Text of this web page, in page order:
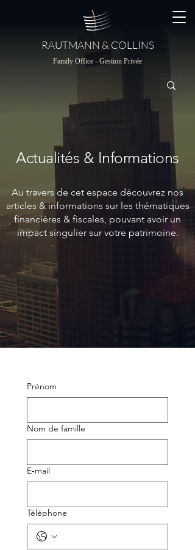
RAUTMANN & COLLINS
Family Office - Gestion Privée
Actualités & Informations
Au travers de cet espace découvrez nos
articles & informations sur les thématiques
financières & fiscales, pouvant avoir un
impact singulier sur votre patrimoine.
Prénom
Nom de famille
E‑mail
Téléphone